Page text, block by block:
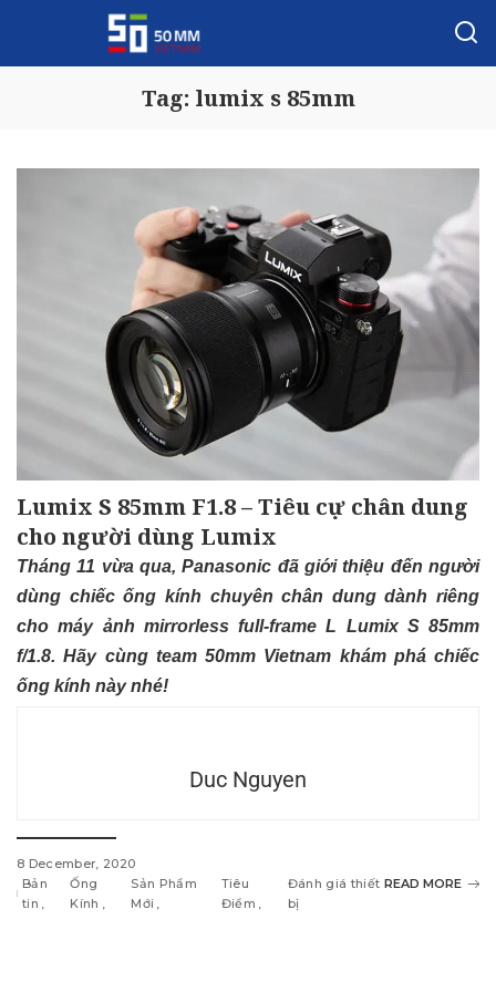
Tag: lumix s 85mm
Lumix S 85mm F1.8 – Tiêu cự chân dung
cho người dùng Lumix
Tháng 11 vừa qua, Panasonic đã giới thiệu đến người
dùng chiếc ống kính chuyên chân dung dành riêng
cho máy ảnh mirrorless full-frame L Lumix S 85mm
f/1.8. Hãy cùng team 50mm Vietnam khám phá chiếc
ống kính này nhé!
Duc Nguyen
8 December, 2020
Bản
tin
Ống
Kính
Sản Phẩm
Mới
Tiêu
Điểm
Đánh giá thiết
bị
READ MORE